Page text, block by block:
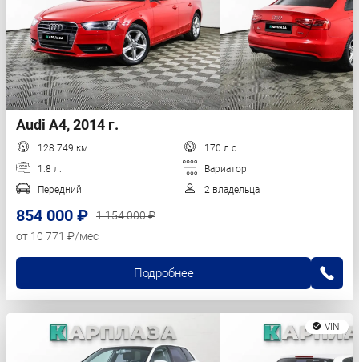
Audi A4, 2014 г.
128 749 км
170 л.с.
1.8 л.
Вариатор
Передний
2 владельца
854 000 ₽
1 154 000 ₽
от 10 771 ₽/мес
Подробнее
VIN